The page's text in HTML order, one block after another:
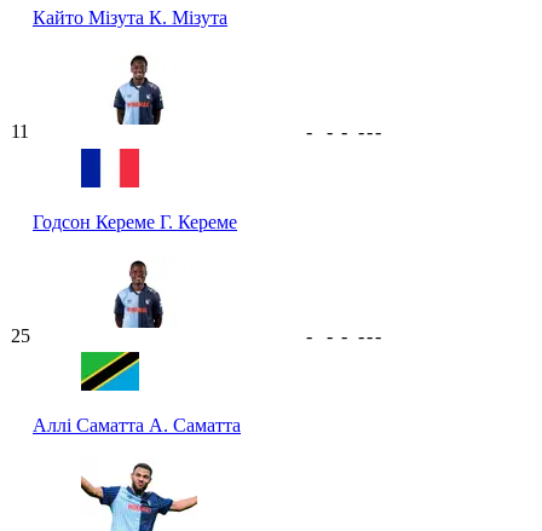
Кайто Мізута К. Мізута
11
Годсон Кереме Г. Кереме
- - - ---
25
Аллі Саматта А. Саматта
- - - ---